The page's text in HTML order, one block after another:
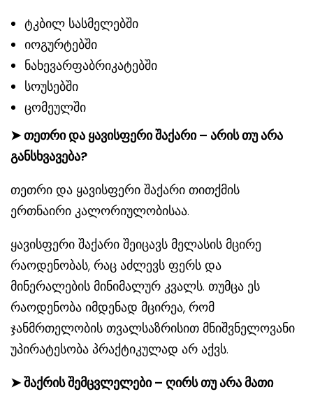
ტკბილ სასმელებში
იოგურტებში
ნახევარფაბრიკატებში
სოუსებში
ცომეულში
➤თეთრი და ყავისფერი შაქარი – არის თუ არა
განსხვავება?
თეთრი და ყავისფერი შაქარი თითქმის
ერთნაირი კალორიულობისაა.
ყავისფერი შაქარი შეიცავს მელასის მცირე
რაოდენობას, რაც აძლევს ფერს და
მინერალების მინიმალურ კვალს. თუმცა ეს
რაოდენობა იმდენად მცირეა, რომ
ჯანმრთელობის თვალსაზრისით მნიშვნელოვანი
უპირატესობა პრაქტიკულად არ აქვს.
➤შაქრის შემცვლელები – ღირს თუ არა მათი